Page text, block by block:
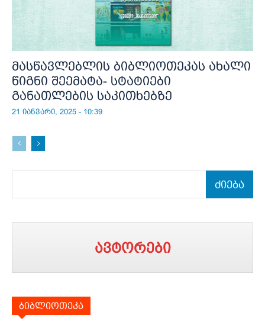
მასწავლებლის ბიბლიოთეკას ახალი
წიგნი შეემატა- სტატიები
განათლების საკითხებზე
21 იანვარი, 2025 - 10:39
ძიება
ავტორები
ბიბლიოთეკა